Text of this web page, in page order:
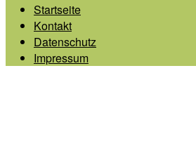
Startseite
Kontakt
Datenschutz
Impressum